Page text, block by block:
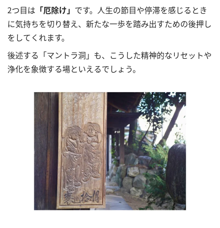
2つ目は 「厄除け」 です。人生の節目や停滞を感じるとき
に気持ちを切り替え、新たな一歩を踏み出すための後押し
をしてくれます。
後述する「マントラ洞」も、こうした精神的なリセットや
浄化を象徴する場といえるでしょう。